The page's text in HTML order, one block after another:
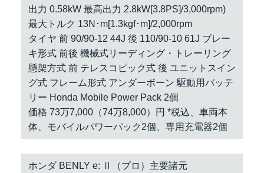
出力 0.58kW 最高出力 2.8kW[3.8PS]/3,000rpm)
最大トルク 13N･m[1.3kgf･m]/2,000rpm
タイヤ 前 90/90-12 44J 後 110/90-10 61J ブレー
キ形式 前後 機械式リーディング・トレーリング
懸架方式 前 テレスコピック式 後 ユニットスイン
グ式 フレーム形式 アンダーボーン 駆動用バッテ
リー Honda Mobile Power Pack 2個
価格 73万7,000（74万8,000）円 *税込、車両本
体、モバイルパワーパック2個、専用充電器2個
ホンダ BENLY e: Ⅱ（プロ）主要諸元